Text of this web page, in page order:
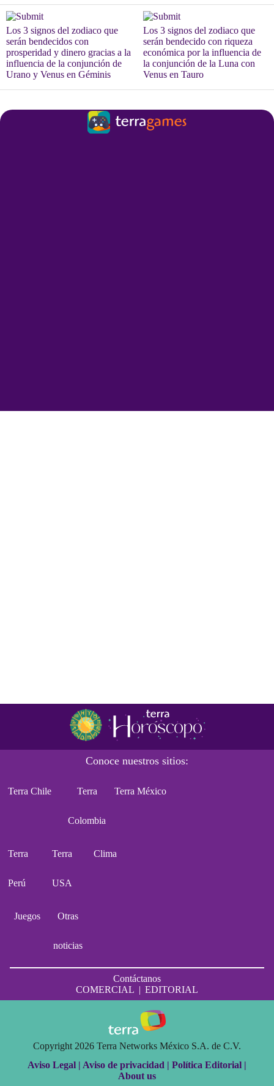
Los 3 signos del zodiaco que
serán bendecidos con
prosperidad y dinero gracias a la
influencia de la conjunción de
Urano y Venus en Géminis
Los 3 signos del zodiaco que
serán bendecido con riqueza
económica por la influencia de
la conjunción de la Luna con
Venus en Tauro
Conoce nuestros sitios:
Terra Chile Terra
Colombia
Terra México
Terra
Perú
Terra
USA
Clima
Juegos Otras
noticias
Contáctanos
COMERCIAL | EDITORIAL
Copyright 2026 Terra Networks México S.A. de C.V.
Aviso Legal | Aviso de privacidad | Política Editorial |
About us